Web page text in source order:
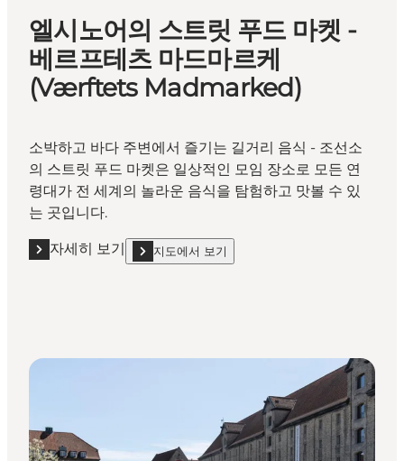
엘시노어의 스트릿 푸드 마켓 -
베르프테츠 마드마르케
(Værftets Madmarked)
소박하고 바다 주변에서 즐기는 길거리 음식 - 조선소
의 스트릿 푸드 마켓은 일상적인 모임 장소로 모든 연
령대가 전 세계의 놀라운 음식을 탐험하고 맛볼 수 있
는 곳입니다.
자세히 보기
자세히 보기 "엘시노어의 스트릿 푸드 마켓 - 베르프테
지도에서 보기
show 엘시노어의 스트릿 푸드 마켓 - 베르프테츠